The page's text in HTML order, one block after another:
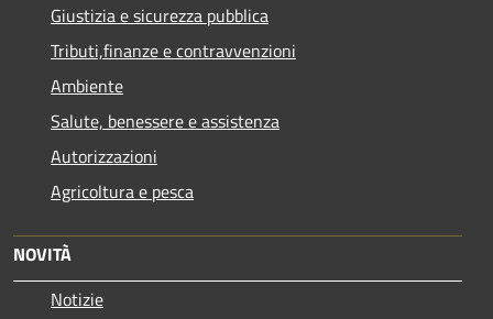
Giustizia e sicurezza pubblica
Tributi,finanze e contravvenzioni
Ambiente
Salute, benessere e assistenza
Autorizzazioni
Agricoltura e pesca
NOVITÀ
Notizie